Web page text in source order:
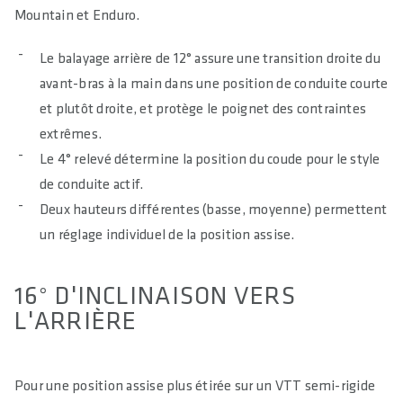
Mountain et Enduro.
Le balayage arrière de 12° assure une transition droite du
avant-bras à la main dans une position de conduite courte
et plutôt droite, et protège le poignet des contraintes
extrêmes.
Le 4° relevé détermine la position du coude pour le style
de conduite actif.
Deux hauteurs différentes (basse, moyenne) permettent
un réglage individuel de la position assise.
16° D'INCLINAISON VERS
L'ARRIÈRE
Pour une position assise plus étirée sur un VTT semi-rigide